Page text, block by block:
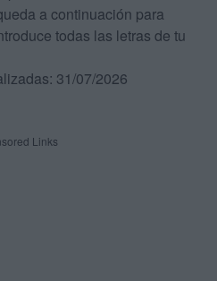
a continuación para
todas las letras de tu
31/07/2026
Links